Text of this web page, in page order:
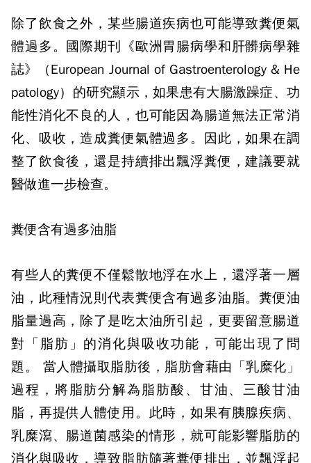
除了飲食之外，某些腸道疾病也可能導致糞便氣
體過多。國際期刊《歐洲胃腸病學和肝髒病學雜
誌》（European Journal of Gastroenterology & He
patology）的研究顯示，如果患有大腸激躁症、功
能性消化不良的人，也可能因為腸道無法正常消
化、吸收，造成糞便氣體過多。因此，如果在調
整了飲食後，還是持續排出飄浮糞便，建議要就
醫做進一步檢查。
糞便含有過多油脂
有些人的糞便不僅鬆散地浮在水上，還浮著一層
油，此種情況則代表糞便含有過多油脂。糞便油
脂量過高，除了是吃太油所引起，更要留意腸道
對「脂肪」的消化與吸收功能，可能出現了問
題。 當人體攝取脂肪後，脂肪會藉由「乳糜化」
過程，將脂肪分解為脂肪酸、甘油、三酸甘油
脂，再提供人體使用。此時，如果有胰腺疾病、
乳糜瀉、腸道菌感染的情形，就可能影響脂肪的
消化與吸收，導致脂肪隨著糞便排出，並飄浮起